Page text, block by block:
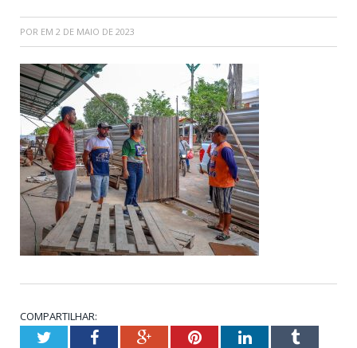
POR EM 2 DE MAIO DE 2023
COMPARTILHAR:
TwitterFacebookGoogle+PinterestLinkedInTumblr